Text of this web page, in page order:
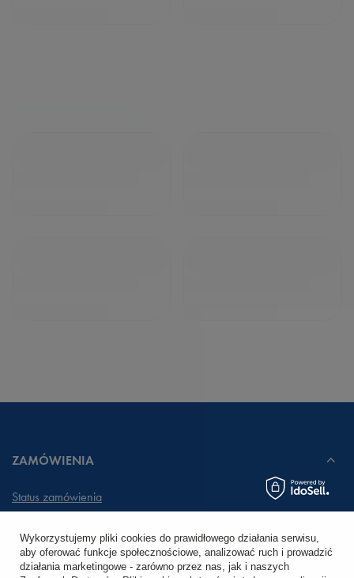
ZAMÓWIENIA
Status zamówienia
Chcę zareklamować produkt
Wykorzystujemy pliki cookies do prawidłowego działania serwisu,
aby oferować funkcje społecznościowe, analizować ruch i prowadzić
działania marketingowe - zarówno przez nas, jak i naszych